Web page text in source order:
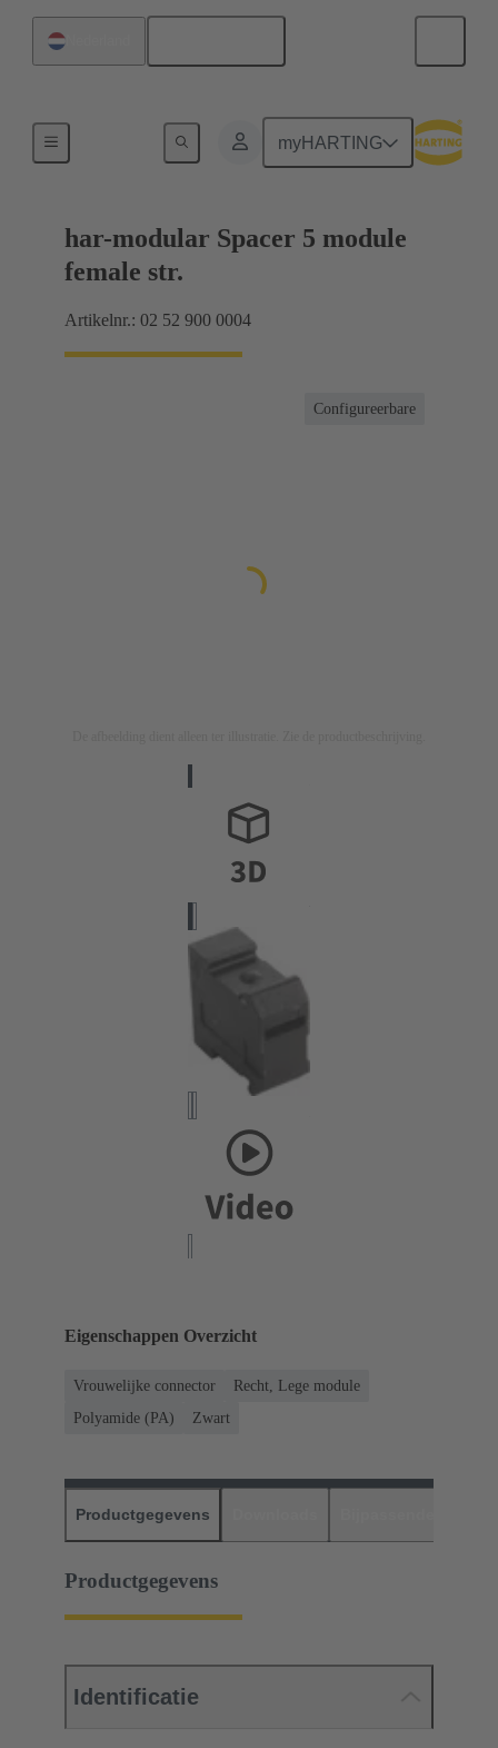
myHARTING
Moederbord naar dochterkaart-aansluiting
har-modular Spacer 5 module
female str.
Artikelnr.: 02 52 900 0004
Configureerbare
Eigenschappen Overzicht
Vrouwelijke connector
Recht, Lege module
Polyamide (PA)
Zwart
Productgegevens
Productgegevens
Identificatie